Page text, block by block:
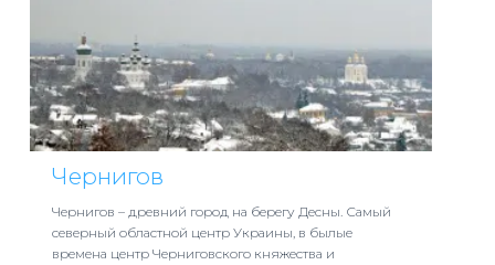
Чернигов
Чернигов – древний город на берегу Десны. Самый
северный областной центр Украины, в былые
времена центр Черниговского княжества и